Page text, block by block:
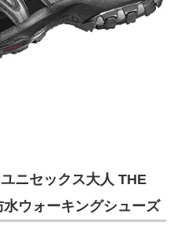
ニセックス大人 THE
ウォーキングシューズ